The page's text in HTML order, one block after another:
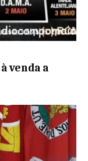
venda a